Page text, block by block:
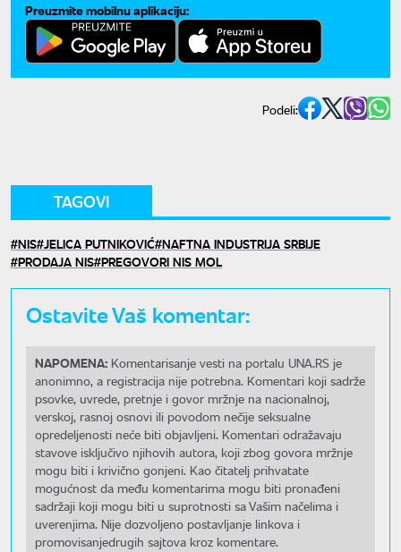
Preuzmite mobilnu aplikaciju:
Podeli:
TAGOVI
NIS JELICA PUTNIKOVIĆ NAFTNA INDUSTRIJA SRBIJE
PRODAJA NIS PREGOVORI NIS MOL
Ostavite Vaš komentar:
NAPOMENA: Komentarisanje vesti na portalu UNA.RS je
anonimno, a registracija nije potrebna. Komentari koji sadrže
psovke, uvrede, pretnje i govor mržnje na nacionalnoj,
verskoj, rasnoj osnovi ili povodom nečije seksualne
opredeljenosti neće biti objavljeni. Komentari odražavaju
stavove isključivo njihovih autora, koji zbog govora mržnje
mogu biti i krivično gonjeni. Kao čitatelj prihvatate
mogućnost da među komentarima mogu biti pronađeni
sadržaji koji mogu biti u suprotnosti sa Vašim načelima i
uverenjima. Nije dozvoljeno postavljanje linkova i
promovisanjedrugih sajtova kroz komentare.